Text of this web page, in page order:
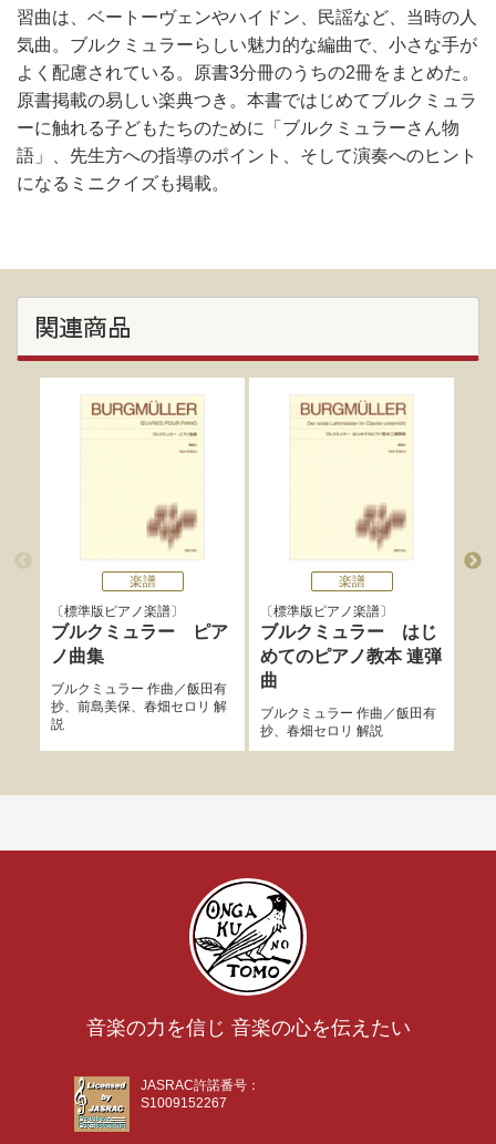
習曲は、ベートーヴェンやハイドン、民謡など、当時の人
気曲。ブルクミュラーらしい魅力的な編曲で、小さな手が
よく配慮されている。原書3分冊のうちの2冊をまとめた。
原書掲載の易しい楽典つき。本書ではじめてブルクミュラ
ーに触れる子どもたちのために「ブルクミュラーさん物
語」、先生方への指導のポイント、そして演奏へのヒント
になるミニクイズも掲載。
関連商品
楽譜
標準版ピアノ楽譜
ブルクミュラー ピア
ノ曲集
ブルクミュラー 作曲／飯田有
抄、 前島美保、 春畑セロリ 解
説
楽譜
標準版ピアノ楽譜
ブルクミュラー はじ
めてのピアノ教本 連弾
曲
ブルクミュラー 作曲／飯田有
抄、 春畑セロリ 解説
音楽の力を信じ 音楽の心を伝えたい
JASRAC許諾番号：
S1009152267